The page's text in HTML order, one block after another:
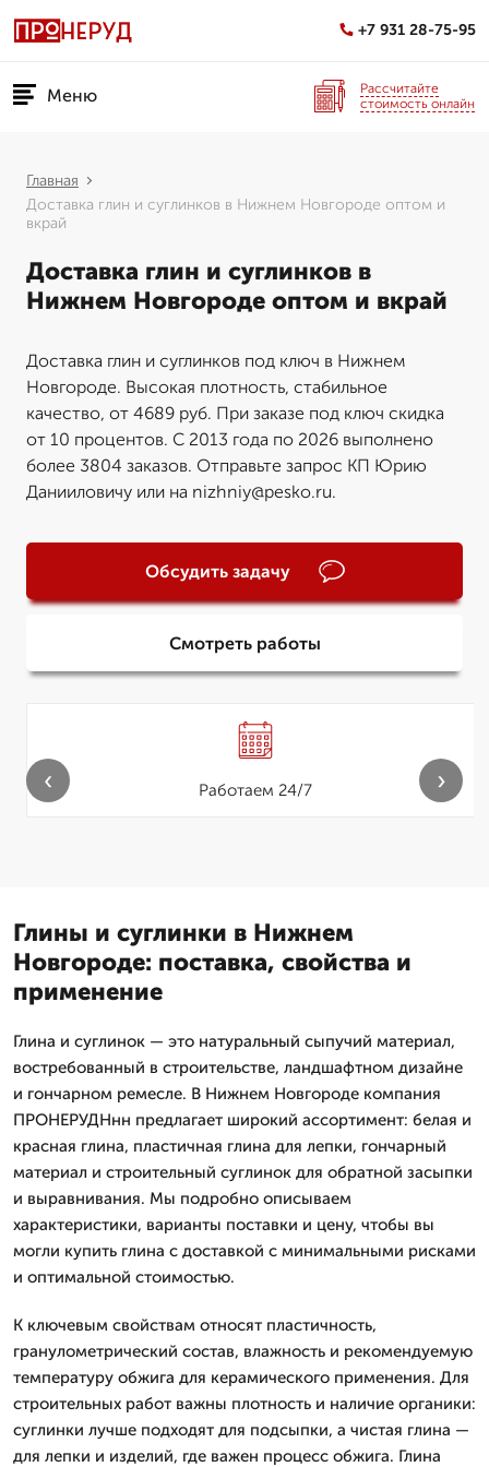
+7 931 28-75-95
Меню
Рассчитайте
стоимость онлайн
Главная
Доставка глин и суглинков в Нижнем Новгороде оптом и
вкрай
Доставка глин и суглинков в
Нижнем Новгороде оптом и вкрай
Доставка глин и суглинков под ключ в Нижнем
Новгороде. Высокая плотность, стабильное
качество, от 4689 руб. При заказе под ключ скидка
от 10 процентов. С 2013 года по 2026 выполнено
более 3804 заказов. Отправьте запрос КП Юрию
Данииловичу или на nizhniy@pesko.ru.
Обсудить задачу
Смотреть работы
Работаем 24/7
‹ ›
Глины и суглинки в Нижнем
Новгороде: поставка, свойства и
применение
Глина и суглинок — это натуральный сыпучий материал,
востребованный в строительстве, ландшафтном дизайне
и гончарном ремесле. В Нижнем Новгороде компания
ПРОНЕРУДНнн предлагает широкий ассортимент: белая и
красная глина, пластичная глина для лепки, гончарный
материал и строительный суглинок для обратной засыпки
и выравнивания. Мы подробно описываем
характеристики, варианты поставки и цену, чтобы вы
могли купить глина с доставкой с минимальными рисками
и оптимальной стоимостью.
К ключевым свойствам относят пластичность,
гранулометрический состав, влажность и рекомендуемую
температуру обжига для керамического применения. Для
строительных работ важны плотность и наличие органики:
суглинки лучше подходят для подсыпки, а чистая глина —
для лепки и изделий, где важен процесс обжига. Глина